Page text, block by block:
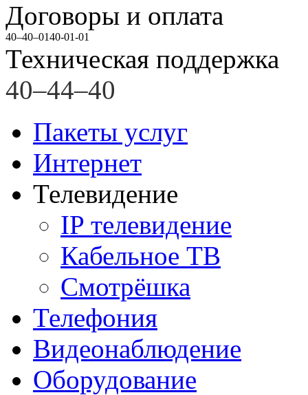
Договоры и оплата
40–40–0140-01-01
Техническая поддержка
40–44–40
Пакеты услуг
Интернет
Телевидение
IP телевидение
Кабельное ТВ
Смотрёшка
Телефония
Видеонаблюдение
Оборудование